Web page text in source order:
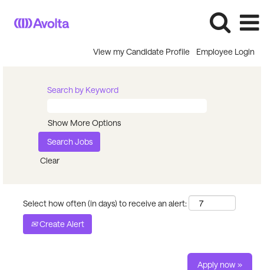
View my Candidate Profile Employee Login
Search by Keyword
Show More Options
Clear
Select how often (in days) to receive an alert:
Create Alert
Apply now »